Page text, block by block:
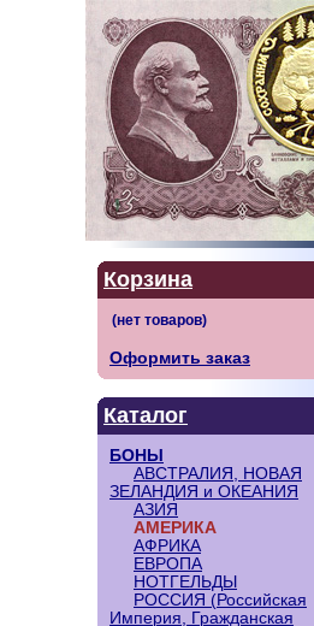
Корзина
Оформить заказ
Каталог
БОНЫ
АВСТРАЛИЯ, НОВАЯ
ЗЕЛАНДИЯ и ОКЕАНИЯ
АЗИЯ
АМЕРИКА
АФРИКА
ЕВРОПА
НОТГЕЛЬДЫ
РОССИЯ (Российская
Империя, Гражданская